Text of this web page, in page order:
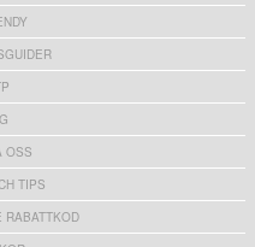
OSS
TIPS
RABATTKOD